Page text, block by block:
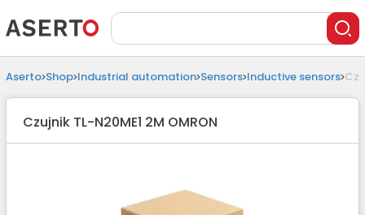
Aserto Shop Industrial automation Sensors Inductive sensors
Czujnik TL-N20ME1 2M OMRON